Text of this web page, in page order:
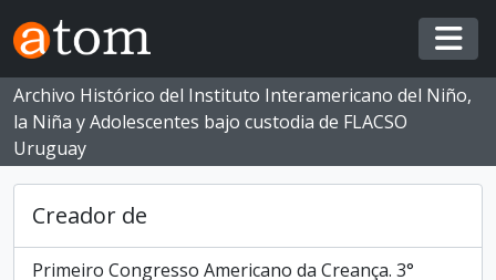
Skip to main content
Archivo Histórico del Instituto Interamericano del Niño,
la Niña y Adolescentes bajo custodia de FLACSO
Uruguay
Creador de
Primeiro Congresso Americano da Creança. 3°